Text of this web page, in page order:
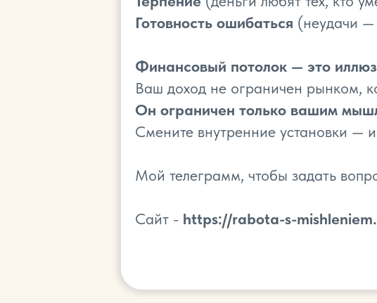
Готовность ошибаться (неудачи —
Финансовый потолок — это
Ваш доход не ограничен рынком,
Он ограничен только вашим
Смените внутренние установки —
Мой телеграмм, чтобы задать
Сайт - https://rabota-s-